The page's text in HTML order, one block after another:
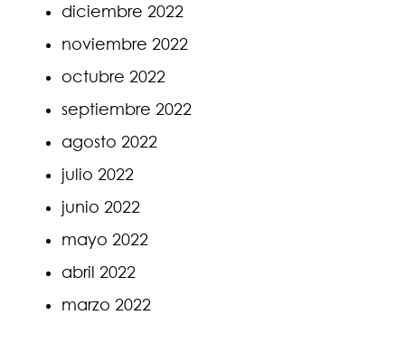
diciembre 2022
noviembre 2022
octubre 2022
septiembre 2022
agosto 2022
julio 2022
junio 2022
mayo 2022
abril 2022
marzo 2022